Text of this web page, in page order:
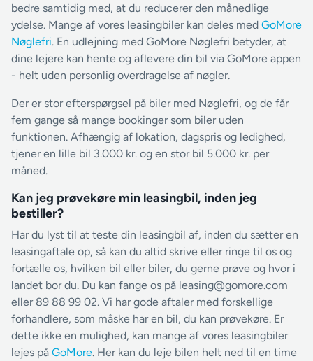
bedre samtidig med, at du reducerer den månedlige
ydelse. Mange af vores leasingbiler kan deles med GoMore
Nøglefri. En udlejning med GoMore Nøglefri betyder, at
dine lejere kan hente og aflevere din bil via GoMore appen
- helt uden personlig overdragelse af nøgler.
Der er stor efterspørgsel på biler med Nøglefri, og de får
fem gange så mange bookinger som biler uden
funktionen. Afhængig af lokation, dagspris og ledighed,
tjener en lille bil 3.000 kr. og en stor bil 5.000 kr. per
måned.
Kan jeg prøvekøre min leasingbil, inden jeg
bestiller?
Har du lyst til at teste din leasingbil af, inden du sætter en
leasingaftale op, så kan du altid skrive eller ringe til os og
fortælle os, hvilken bil eller biler, du gerne prøve og hvor i
landet bor du. Du kan fange os på leasing@gomore.com
eller 89 88 99 02. Vi har gode aftaler med forskellige
forhandlere, som måske har en bil, du kan prøvekøre. Er
dette ikke en mulighed, kan mange af vores leasingbiler
lejes på GoMore. Her kan du leje bilen helt ned til en time